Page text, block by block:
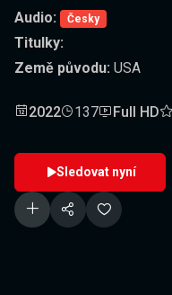
Audio:
Česky
Titulky:
Země původu: USA
2022 137 Full HD
Sledovat nyní